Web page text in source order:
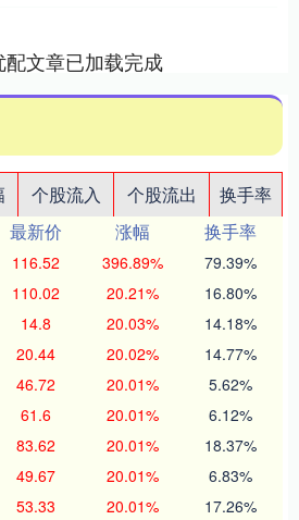
配文章已加载完成
个股流入 个股流出
换手率
最新价 涨幅
换手率
116.52 396.89% 79.39%
110.02 20.21% 16.80%
14.8 20.03% 14.18%
20.44 20.02% 14.77%
46.72 20.01% 5.62%
61.6 20.01% 6.12%
83.62 20.01% 18.37%
49.67 20.01% 6.83%
53.33 20.01% 17.26%